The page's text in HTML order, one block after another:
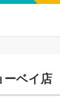
ーベイ店